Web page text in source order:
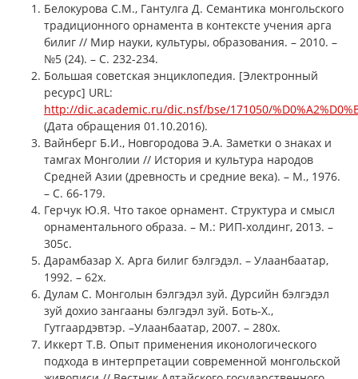
Белокурова С.М., Гантулга Д. Семантика монгольского
традиционного орнамента в контексте учения арга
билиг // Мир науки, культуры, образования. – 2010. –
№5 (24). – С. 232-234.
Большая советская энциклопедия. [Электронный
ресурс] URL:
http://dic.academic.ru/dic.nsf/bse/171050/
(Дата обращения 01.10.2016).
Вайнберг Б.И., Новгородова Э.А. Заметки о знаках и
тамгах Монголии // История и культура народов
Средней Азии (древность и средние века). – М., 1976.
– С. 66-179.
Герчук Ю.Я. Что такое орнамент. Структура и смысл
орнаментального образа. – М.: РИП-холдинг, 2013. –
305с.
Дарамбазар Х. Арга билиг бэлгэдэл. – Улаанбаатар,
1992. – 62х.
Дулам С. Монголын бэлгэдэл зуй. Дyрсийн бэлгэдэл
зyй дохио зангааны бэлгэдэл зyй. Боть-Х.,
Гутгаардэвтэр. –Улаанбаатар, 2007. – 280х.
Иккерт Т.В. Опыт применения иконологического
подхода в интерпретации современной монгольской